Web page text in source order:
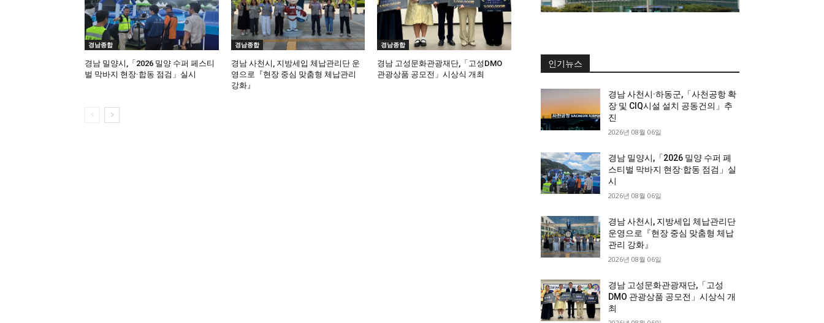
경남종합
경남 밀양시,「2026 밀양 수퍼 페스티
벌 막바지 현장·합동 점검」실시
경남종합
경남 사천시, 지방세입 체납관리단 운
영으로『현장 중심 맞춤형 체납관리
강화』
경남종합
경남 고성문화관광재단,「고성DMO
관광상품 공모전」시상식 개최
인기뉴스
경남 사천시·하동군,「사천공항 확
장 및 CIQ시설 설치 공동건의」추
진
2026년 08월 06일
경남 밀양시,「2026 밀양 수퍼 페
스티벌 막바지 현장·합동 점검」실
시
2026년 08월 06일
경남 사천시, 지방세입 체납관리단
운영으로『현장 중심 맞춤형 체납
관리 강화』
2026년 08월 06일
경남 고성문화관광재단,「고성
DMO 관광상품 공모전」시상식 개
최